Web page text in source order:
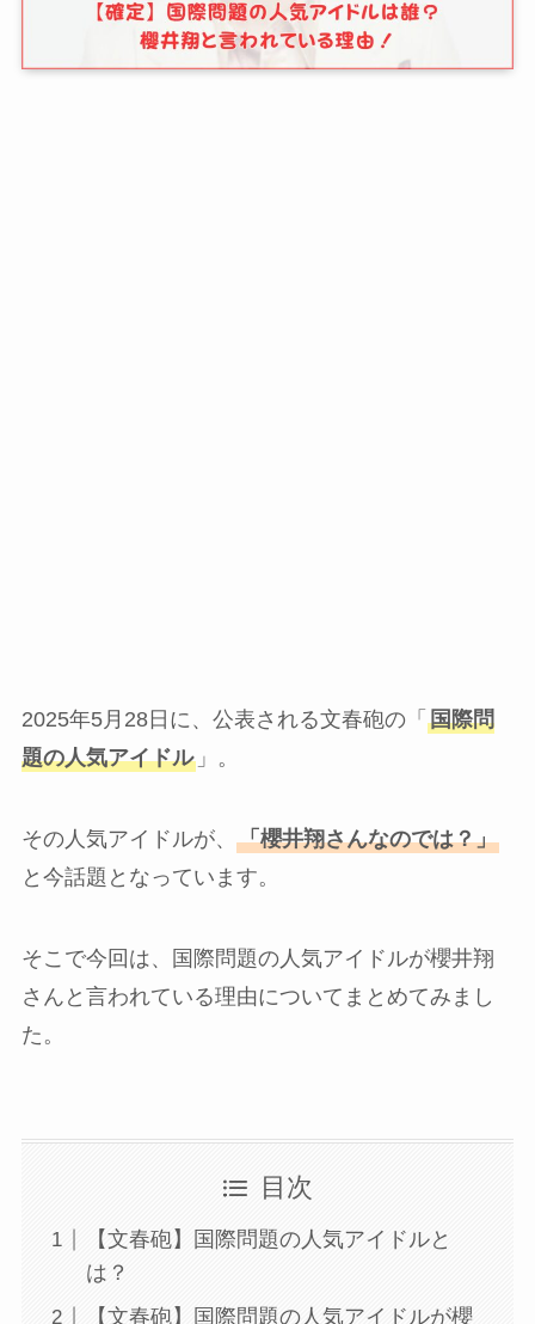
2025年5月28日に、公表される文春砲の「 国際問
題の人気アイドル」。
その人気アイドルが、 「櫻井翔さんなのでは？」
と今話題となっています。
そこで今回は、国際問題の人気アイドルが櫻井翔
さんと言われている理由についてまとめてみまし
た。
目次
【文春砲】国際問題の人気アイドルと
は？
【文春砲】国際問題の人気アイドルが櫻